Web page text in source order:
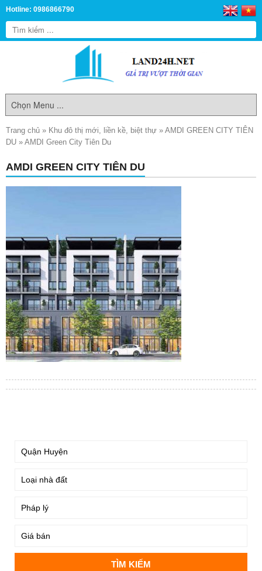
Hotline: 0986866790
Trang chủ » Khu đô thị mới, liền kề, biệt thự » AMDI GREEN CITY TIÊN
DU » AMDI Green City Tiên Du
AMDI GREEN CITY TIÊN DU